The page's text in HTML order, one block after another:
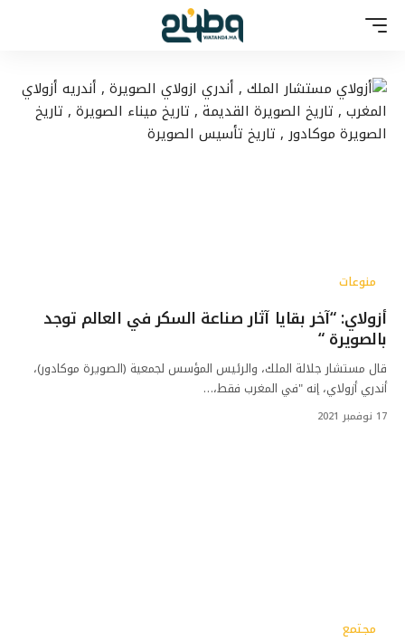
منوعات
أزولاي: “آخر بقايا آثار صناعة السكر في العالم توجد
بالصويرة “
قال مستشار جلالة الملك، والرئيس المؤسس لجمعية (الصويرة موكادور)،
أندري أزولاي، إنه "في المغرب فقط،…
17 نوفمبر 2021
مجتمع